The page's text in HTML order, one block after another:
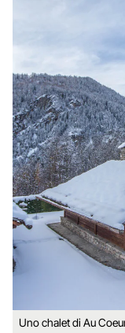
Uno chalet di Au